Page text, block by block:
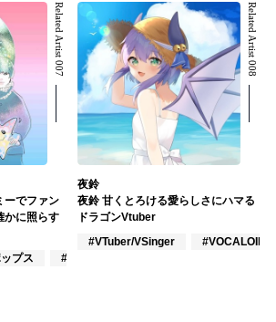
Related Artist 007
でファン
かに照らす
プス #J-POP
Related Artist 008
夜鈴
夜鈴 甘くとろける愛らしさにハマる
ドラゴンVtuber
#VTuber/VSinger
#VOCALOID